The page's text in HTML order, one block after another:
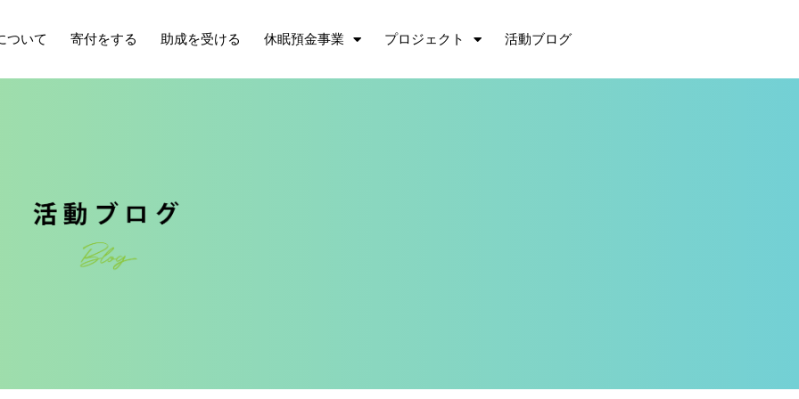
ついて 寄付をする 助成を受ける 休眠預金事業 プロジェクト 活動ブログ